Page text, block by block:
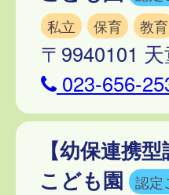
私立
保育 教育
〒9940101
023-656-
【幼保連携
こども園
認定